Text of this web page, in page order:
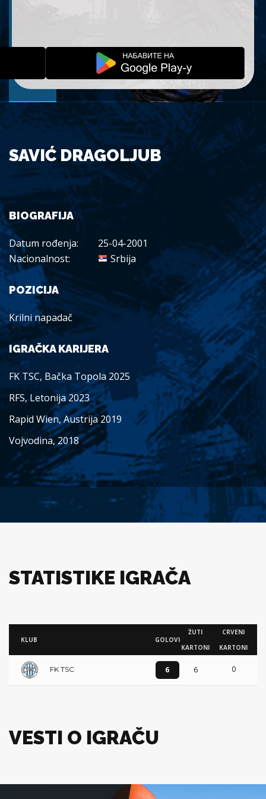
SAVIĆ DRAGOLJUB
BIOGRAFIJA
Datum rođenja:
25-04-2001
Nacionalnost:
Srbija
POZICIJA
Krilni napadač
IGRAČKA KARIJERA
FK TSC, Bačka Topola 2025
RFS, Letonija 2023
Rapid Wien, Austrija 2019
Vojvodina, 2018
STATISTIKE IGRAČA
KLUB GOLOVI
ŽUTI
KARTONI
CRVENI
KARTONI
FK TSC 6 6 0
VESTI O IGRAČU